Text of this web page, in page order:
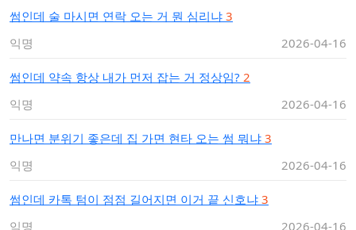
썸인데 술 마시면 연락 오는 거 뭔 심리냐 3
익명
2026-04-16
썸인데 약속 항상 내가 먼저 잡는 거 정상임? 2
익명
2026-04-16
만나면 분위기 좋은데 집 가면 현타 오는 썸 뭐냐 3
익명
2026-04-16
썸인데 카톡 텀이 점점 길어지면 이거 끝 신호냐 3
익명
2026-04-16